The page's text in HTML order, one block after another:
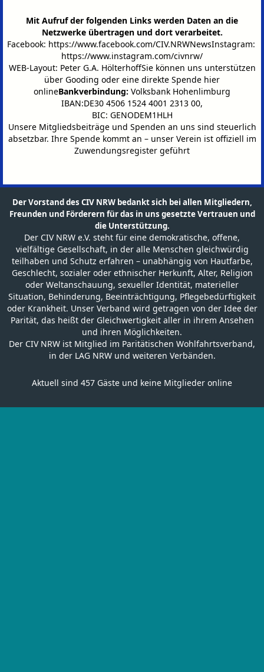
Mit Aufruf der folgenden Links werden Daten an die
Netzwerke übertragen und dort verarbeitet.
Facebook: https://www.facebook.com/CIV.NRWNewsInstagram:
https://www.instagram.com/civnrw/
WEB-Layout: Peter G.A. HölterhoffSie können uns unterstützen
über Gooding oder eine direkte Spende hier
onlineBankverbindung: Volksbank Hohenlimburg
IBAN:DE30 4506 1524 4001 2313 00,
BIC: GENODEM1HLH
Unsere Mitgliedsbeiträge und Spenden an uns sind steuerlich
absetzbar. Ihre Spende kommt an – unser Verein ist offiziell im
Zuwendungsregister geführt
Der Vorstand des CIV NRW bedankt sich bei allen Mitgliedern,
Freunden und Förderern für das in uns gesetzte Vertrauen und
die Unterstützung.
Der CIV NRW e.V. steht für eine demokratische, offene,
vielfältige Gesellschaft, in der alle Menschen gleichwürdig
teilhaben und Schutz erfahren – unabhängig von Hautfarbe,
Geschlecht, sozialer oder ethnischer Herkunft, Alter, Religion
oder Weltanschauung, sexueller Identität, materieller
Situation, Behinderung, Beeinträchtigung, Pflegebedürftigkeit
oder Krankheit. Unser Verband wird getragen von der Idee der
Parität, das heißt der Gleichwertigkeit aller in ihrem Ansehen
und ihren Möglichkeiten.
Der CIV NRW ist Mitglied im Paritätischen Wohlfahrtsverband,
in der LAG NRW und weiteren Verbänden.
Aktuell sind 457 Gäste und keine Mitglieder online